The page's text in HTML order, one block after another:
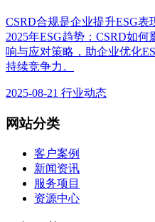
CSRD合规是企业提升ESG表
2025年ESG趋势：CSRD如
响与应对策略，助企业优化
持续竞争力。
2025-08-21 行业动态
网站分类
客户案例
新闻资讯
服务项目
资源中心